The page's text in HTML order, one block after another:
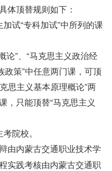
体顶替规则如下：
加试“专科加试”中所列的课
”、“马克思主义政治经
政策”中任意两门课，可顶
思主义基本原理概论”两
，只能顶替“马克思主义
院校。
由内蒙古交通职业技术学
实践考核由内蒙古交通职